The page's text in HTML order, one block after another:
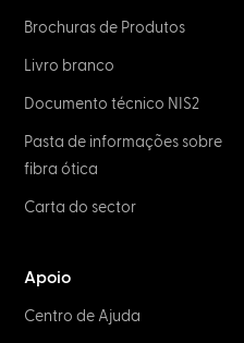
Brochuras de Produtos
Livro branco
Documento técnico NIS2
Pasta de informações sobre
fibra ótica
Carta do sector
Apoio
Centro de Ajuda